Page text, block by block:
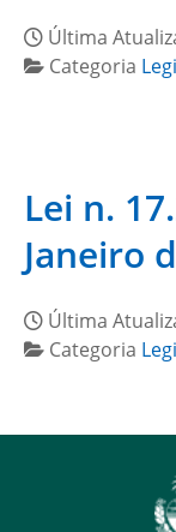
Última
Categoria
Lei n.
Janeiro
Última
Categoria